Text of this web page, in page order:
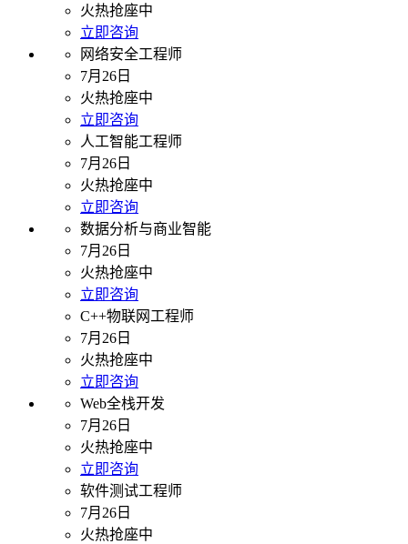
火热抢座中
立即咨询
网络安全工程师
7月26日
火热抢座中
立即咨询
人工智能工程师
7月26日
火热抢座中
立即咨询
数据分析与商业智能
7月26日
火热抢座中
立即咨询
C++物联网工程师
7月26日
火热抢座中
立即咨询
Web全栈开发
7月26日
火热抢座中
立即咨询
软件测试工程师
7月26日
火热抢座中